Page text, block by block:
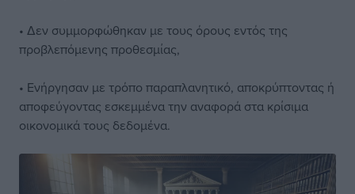
• Δεν συμμορφώθηκαν με τους όρους εντός της
προβλεπόμενης προθεσμίας,
• Ενήργησαν με τρόπο παραπλανητικό, αποκρύπτοντας ή
αποφεύγοντας εσκεμμένα την αναφορά στα κρίσιμα
οικονομικά τους δεδομένα.